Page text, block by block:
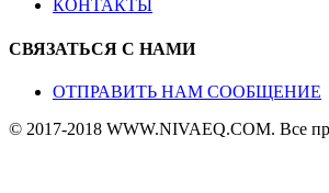
КОНТАКТЫ
СВЯЗАТЬСЯ С НАМИ
ОТПРАВИТЬ НАМ СООБЩЕНИЕ
© 2017-2018 WWW.NIVAEQ.COM. Все